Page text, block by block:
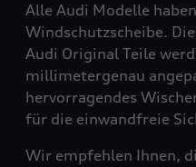
Alle Audi Modelle
Windschutzscheibe.
Audi Original Teile
millimetergenau
hervorragendes
für die einwandfreie
Wir empfehlen Ihnen,